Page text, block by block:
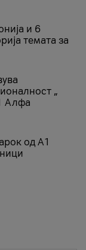
и 6
темата за
„
Алфа
од А1